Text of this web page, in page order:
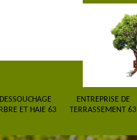
DESSOUCHAGE
ET HAIE 63
ENTREPRISE DE
TERRASSEMENT 63